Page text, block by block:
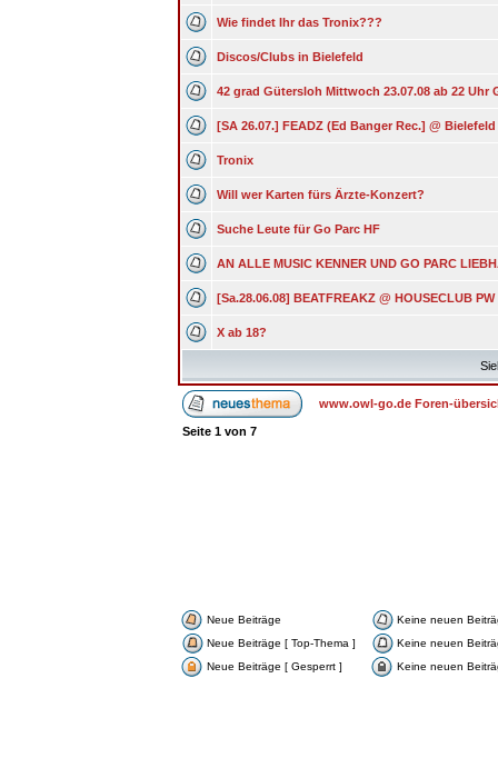
Wie findet Ihr das Tronix???
Discos/Clubs in Bielefeld
42 grad Gütersloh Mittwoch 23.07.08 ab 22 Uhr
[SA 26.07.] FEADZ (Ed Banger Rec.] @ Bielefeld
Tronix
Will wer Karten fürs Ärzte-Konzert?
Suche Leute für Go Parc HF
AN ALLE MUSIC KENNER UND GO PARC
[Sa.28.06.08] BEATFREAKZ @ HOUSECLUB PW
X ab 18?
www.owl-go.de Foren-
Seite 1 von 7
Neue Beiträge
Keine neuen
Neue Beiträge [ Top-Thema ]
Keine neuen
Neue Beiträge [ Gesperrt ]
Keine neuen